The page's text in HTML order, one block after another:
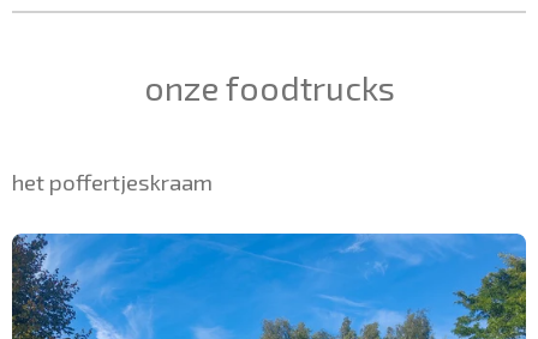
o
c
onze foodtrucks
het poffertjeskraam